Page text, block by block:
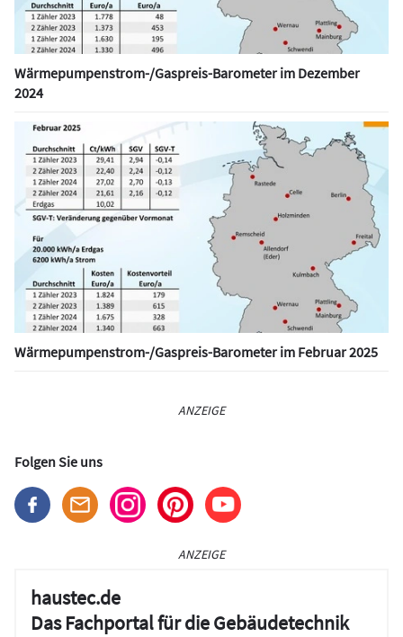
Wärmepumpen­strom-/Gas­preis­-Baro­meter im Dezember
2024
Wärmepumpen­strom-/Gas­preis­-Baro­meter im Februar 2025
ANZEIGE
Folgen Sie uns
ANZEIGE
haustec.de
Das Fachportal für die Gebäudetechnik